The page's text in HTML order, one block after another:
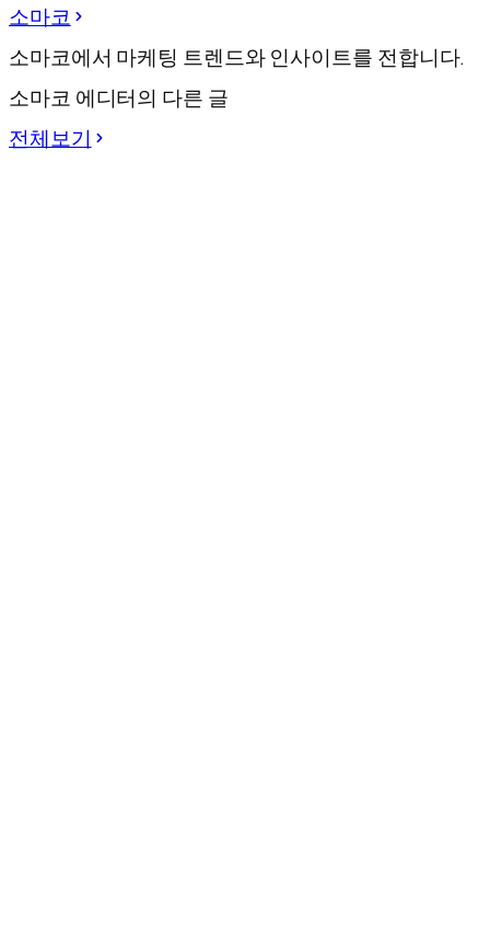
소마코
소마코에서 마케팅 트렌드와 인사이트를 전합니다.
소마코 에디터의 다른 글
전체보기